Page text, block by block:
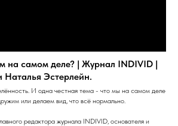
на самом деле? | Журнал INDIVID |
Эстерлейн.
И одна честная тема - что мы на самом деле
или делаем вид, что всё нормально.
редактора журнала INDIVID, основателя и